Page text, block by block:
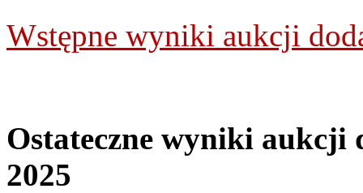
Wstępne wyniki aukcji
Ostateczne wyniki aukcji
2025